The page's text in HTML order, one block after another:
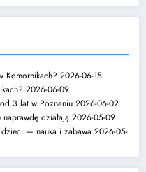
Komornikach? 2026-06-15
2026-06-09
3 lat w Poznaniu 2026-06-02
naprawdę działają 2026-05-09
— nauka i zabawa 2026-05-